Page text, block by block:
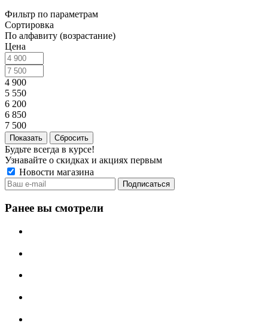
Фильтр по параметрам
Сортировка
По алфавиту (возрастание)
Цена
4 900
5 550
6 200
6 850
7 500
Сбросить
Будьте всегда в курсе!
Узнавайте о скидках и акциях первым
Новости магазина
Ранее вы смотрели